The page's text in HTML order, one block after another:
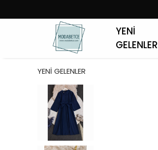
YENİ
GELENLER
YENİ GELENLER